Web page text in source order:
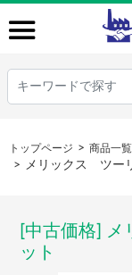
トップページ 商品一覧
メリックス ツー
[中古価格]
ット